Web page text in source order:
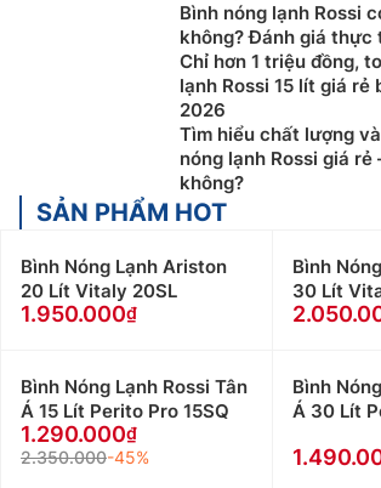
Bình nóng lạnh Rossi
không? Đánh giá thực
Chỉ hơn 1 triệu đồng,
lạnh Rossi 15 lít giá rẻ
2026
Tìm hiểu chất lượng
nóng lạnh Rossi giá rẻ
không?
SẢN PHẨM HOT
Bình Nóng Lạnh Ariston
20 Lít Vitaly 20SL
1.950.000
Bình
30 Lít
Bình Nóng Lạnh Rossi Tân
Á 15 Lít Perito Pro 15SQ
1.290.000
2.350.000-45%
Bình
Á 30 Lít